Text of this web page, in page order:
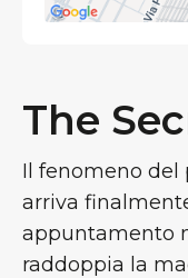
The
Il fenomeno del
arriva
appuntamento
raddoppia la